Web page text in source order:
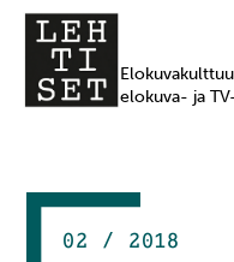
elokuva- ja
02 / 2018